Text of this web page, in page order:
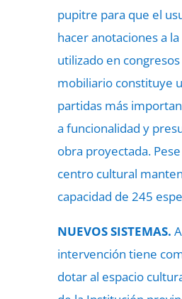
pupitre para que el
hacer anotaciones a
utilizado en
mobiliario constituye
partidas más
a funcionalidad y
obra proyectada.
centro cultural
capacidad de 245
NUEVOS SISTEMAS.
intervención tiene
dotar al espacio